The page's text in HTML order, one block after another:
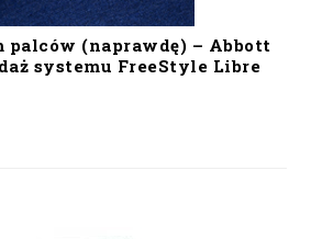
palców (naprawdę) – Abbott
systemu FreeStyle Libre